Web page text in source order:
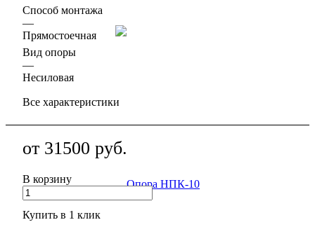
Способ монтажа
—
Прямостоечная
Вид опоры
—
Несиловая
Все характеристики
от 31500 руб.
В корзину
Купить в 1 клик